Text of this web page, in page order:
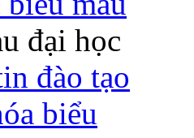
đại học
đào tạo
biểu